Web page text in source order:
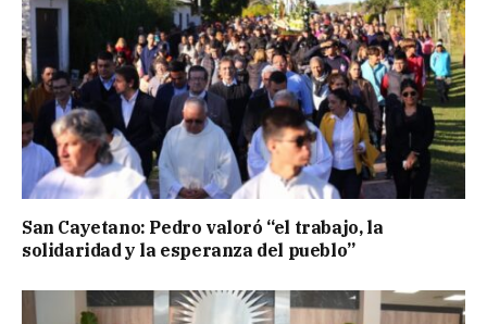
San Cayetano: Pedro valoró “el trabajo, la
solidaridad y la esperanza del pueblo”